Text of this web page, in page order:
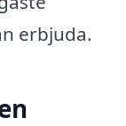
erbjuda.